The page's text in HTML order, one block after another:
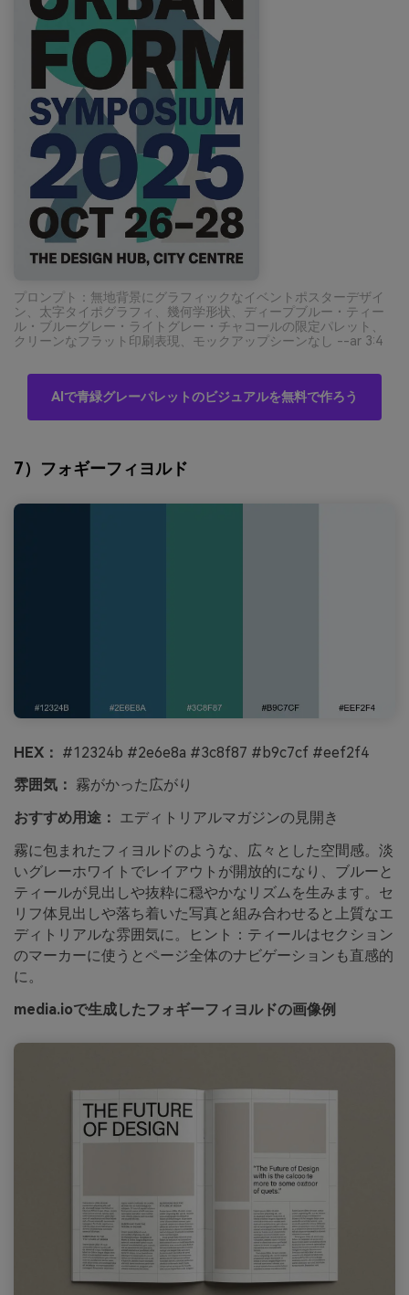
プロンプト：無地背景にグラフィックなイベントポスターデザイ
ン、太字タイポグラフィ、幾何学形状、ディープブルー・ティー
ル・ブルーグレー・ライトグレー・チャコールの限定パレット、
クリーンなフラット印刷表現、モックアップシーンなし --ar 3:4
AIで青緑グレーパレットのビジュアルを無料で作ろう
7）フォギーフィヨルド
HEX： #12324b #2e6e8a #3c8f87 #b9c7cf #eef2f4
雰囲気： 霧がかった広がり
おすすめ用途： エディトリアルマガジンの見開き
霧に包まれたフィヨルドのような、広々とした空間感。淡
いグレーホワイトでレイアウトが開放的になり、ブルーと
ティールが見出しや抜粋に穏やかなリズムを生みます。セ
リフ体見出しや落ち着いた写真と組み合わせると上質なエ
ディトリアルな雰囲気に。ヒント：ティールはセクション
のマーカーに使うとページ全体のナビゲーションも直感的
に。
media.ioで生成したフォギーフィヨルドの画像例